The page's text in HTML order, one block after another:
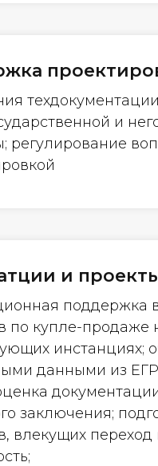
и
регулирование
и
поддержка
по купле-продаже
инстанциях;
данными из
заключения;
влекущих переход